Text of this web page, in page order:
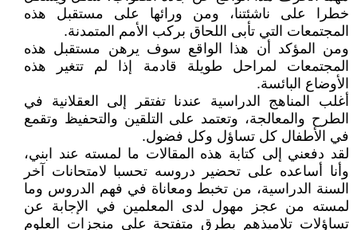
خطرا على ناشئتنا، ومن ورائها على مستقبل هذه
المجتمعات التي تأبى اللحاق بركب الأمم المتمدنة.
ومن المؤكد أن هذا الواقع سوف يرهن مستقبل هذه
المجتمعات لمراحل طويلة قادمة إذا لم تتغير هذه
الأوضاع البائسة.
أغلب المناهج الدراسية عندنا تفتقر إلى العقلانية في
الطرح والمعالجة، وتعتمد على التلقين والتحفيظ وتقمع
في الأطفال كل تساؤل وكل فضول.
لقد دفعني إلى كتابة هذه المقالات ما لمسته عند ابني،
وأنا أساعده على تحضير دروسه تحسبا لامتحانات آخر
السنة الدراسية، من تخبط ومعاناة في فهم الدروس وما
لمسته من عجز مهول لدى المعلمين في الإجابة عن
تساؤلات تلاميذهم بطرق متفتحة على منجزات العلوم